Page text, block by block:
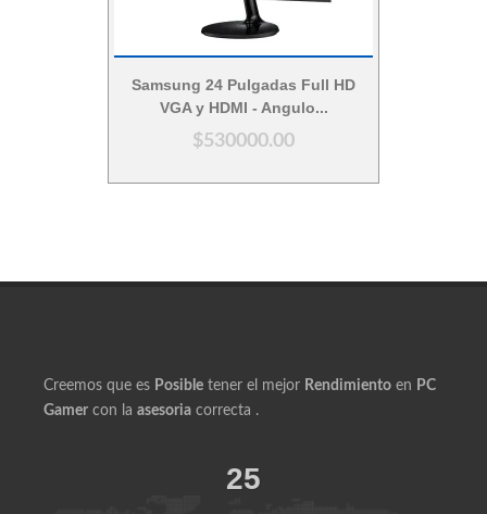
Vista Rápida
Samsung 24 Pulgadas Full HD
VGA y HDMI - Angulo...
$530000.00
Creemos que es Posible tener el mejor Rendimiento en PC
Gamer con la asesoria correcta .
25